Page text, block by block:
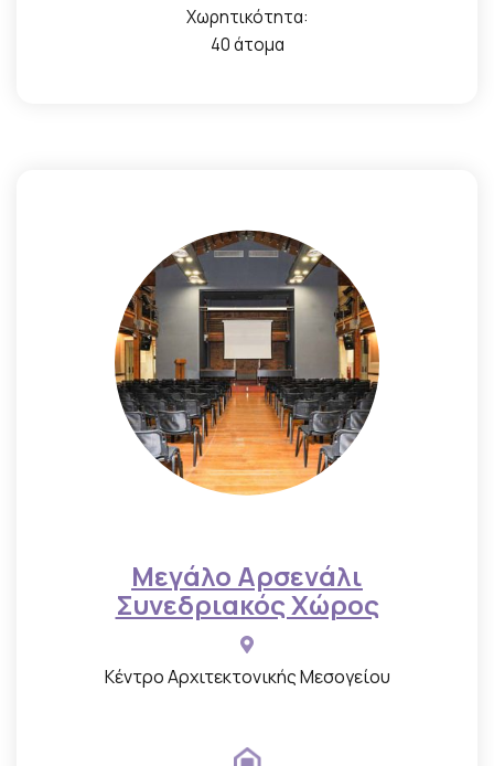
Χωρητικότητα:
40 άτομα
Μεγάλο Αρσενάλι
Συνεδριακός Χώρος
Κέντρο Αρχιτεκτονικής Μεσογείου